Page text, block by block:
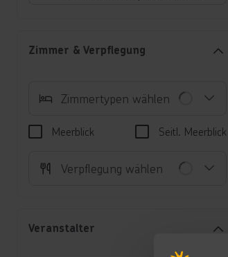
Zimmer & Verpflegung
Zimmertypen wählen
Meerblick Seitl. Meerblick
Verpflegung wählen
Veranstalter